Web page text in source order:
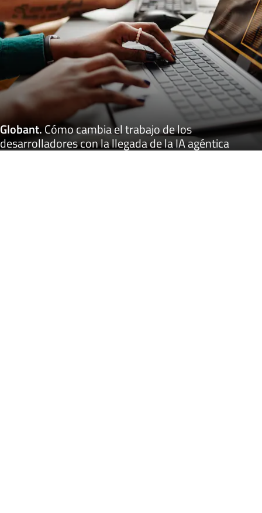
Globant.Cómo cambia el trabajo de los
desarrolladores con la llegada de la IA agéntica